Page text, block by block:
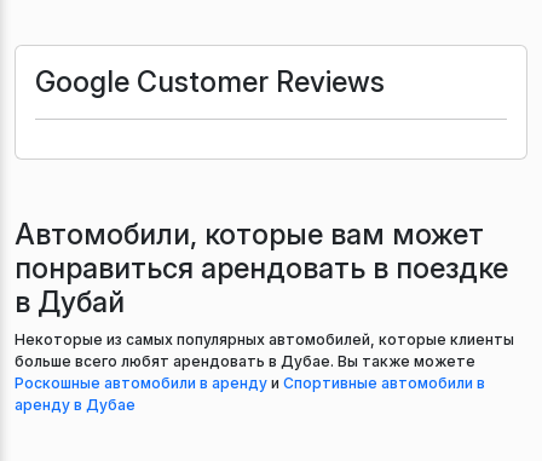
Google Customer Reviews
Автомобили, которые вам может
понравиться арендовать в поездке
в Дубай
Некоторые из самых популярных автомобилей, которые клиенты
больше всего любят арендовать в Дубае. Вы также можете
Роскошные автомобили в аренду и Спортивные автомобили в
аренду в Дубае